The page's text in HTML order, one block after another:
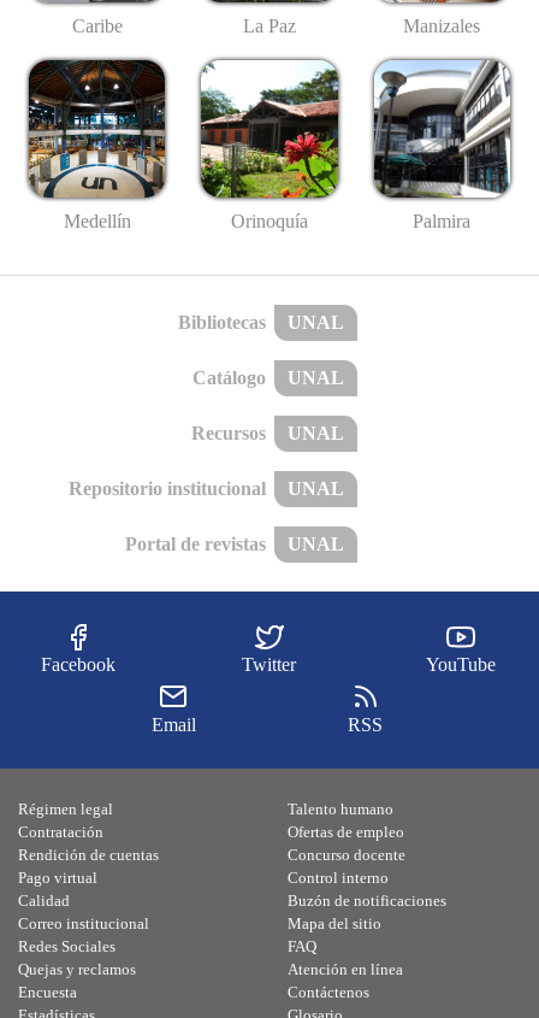
Caribe La Paz Manizales
Medellín Orinoquía Palmira
Bibliotecas UNAL
Catálogo UNAL
Recursos UNAL
Repositorio institucional UNAL
Portal de revistas UNAL
Facebook Twitter YouTube
Email RSS
Régimen legal
Contratación
Rendición de cuentas
Pago virtual
Calidad
Talento humano
Ofertas de empleo
Concurso docente
Control interno
Buzón de notificaciones
Correo institucional
Redes Sociales
Quejas y reclamos
Encuesta
Mapa del sitio
FAQ
Atención en línea
Contáctenos